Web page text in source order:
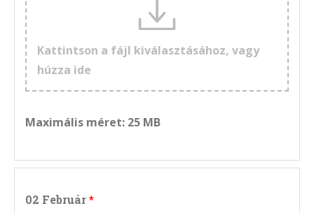
Kattintson a fájl kiválasztásához, vagy
húzza ide
Maximális méret: 25 MB
02 Február